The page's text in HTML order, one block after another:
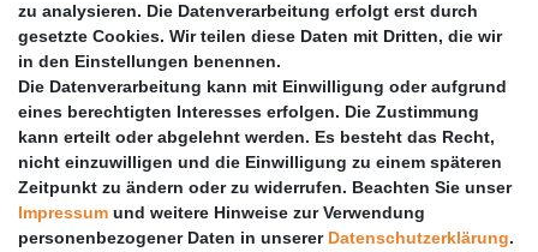
Vertrag widerrufen
PARTNER
DHL
GLS
PaketPLUS
SPONSORING
zu analysieren. Die Datenverarbeitung erfolgt erst durch
gesetzte Cookies. Wir teilen diese Daten mit Dritten, die wir
in den Einstellungen benennen.
Die Datenverarbeitung kann mit Einwilligung oder aufgrund
eines berechtigten Interesses erfolgen. Die Zustimmung
kann erteilt oder abgelehnt werden. Es besteht das Recht,
nicht einzuwilligen und die Einwilligung zu einem späteren
Zeitpunkt zu ändern oder zu widerrufen. Beachten Sie unser
Impressum und weitere Hinweise zur Verwendung
personenbezogener Daten in unserer Daten­schutz­erklärung.